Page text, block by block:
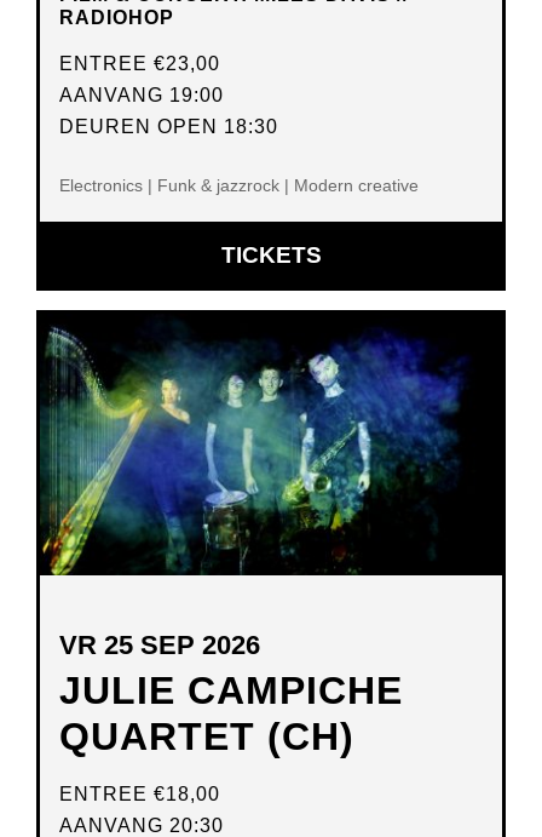
RADIOHOP
ENTREE €23,00
AANVANG 19:00
DEUREN OPEN 18:30
Electronics | Funk & jazzrock | Modern creative
TICKETSOPENT
IN
NIEUW
VENSTER
JULIE CAMPICHE
QUARTET (CH)
VR 25 SEP 2026
ENTREE €18,00
AANVANG 20:30